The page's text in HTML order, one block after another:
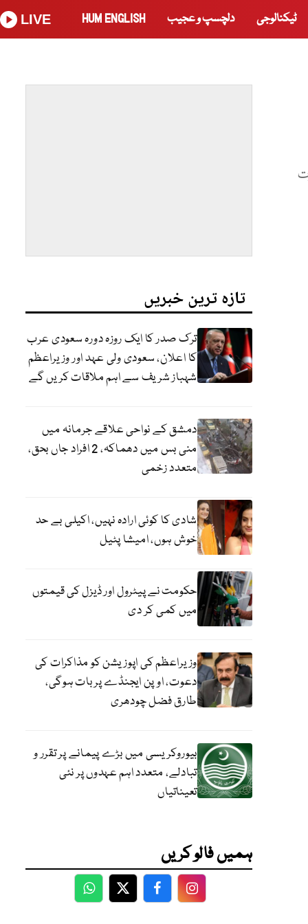
ٹیکنالوجی دلچسپ و عجیب HUM ENGLISH
LIVE
تازہ ترین خبریں
ترک صدر کا ایک روزہ دورہ سعودی عرب
کا اعلان، سعودی ولی عہد اور وزیراعظم
شہباز شریف سے اہم ملاقات کریں گے
دمشق کے نواحی علاقے جرمانہ میں
منی بس میں دھماکہ، 2 افراد جاں بحق،
متعدد زخمی
شادی کا کوئی ارادہ نہیں، اکیلی بے حد
خوش ہوں، امیشا پٹیل
حکومت نے پیٹرول اور ڈیزل کی قیمتوں
میں کمی کر دی
وزیراعظم کی اپوزیشن کو مذاکرات کی
دعوت، اوپن ایجنڈے پر بات ہوگی،
طارق فضل چودھری
بیوروکریسی میں بڑے پیمانے پر تقرر و
تبادلے، متعدد اہم عہدوں پر نئی
تعیناتیاں
ہمیں فالو کریں
WhatsApp
TwitterFacebookFacebook